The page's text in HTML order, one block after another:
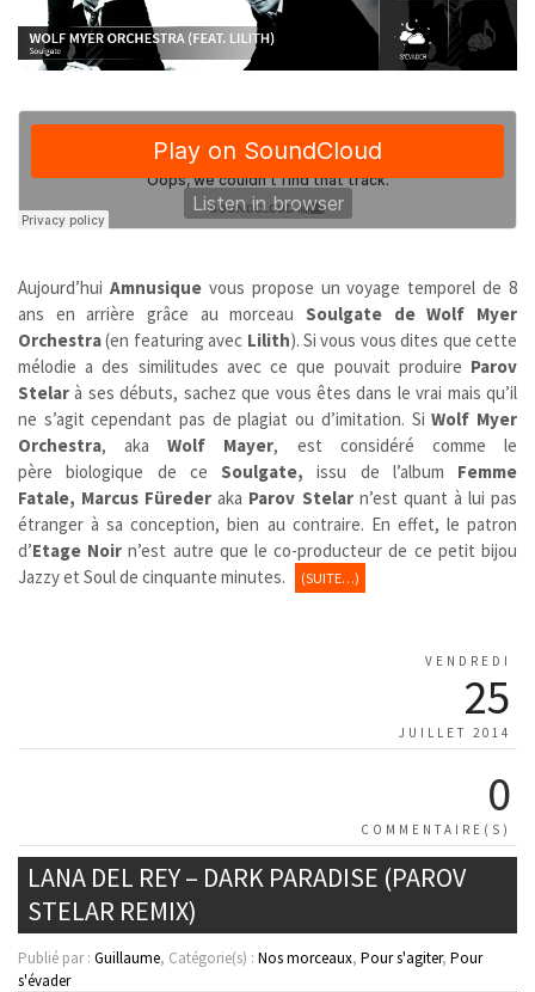
Aujourd’hui Amnusiquevous propose un voyage temporel de 8
ans en arrière grâce au morceau Soulgate de Wolf Myer
Orchestra(en featuring avec Lilith). Si vous vous dites que cette
mélodie a des similitudes avec ce que pouvait produire Parov
Stelar à ses débuts, sachez que vous êtes dans le vrai mais qu’il
ne s’agit cependant pas de plagiat ou d’imitation. SiWolf Myer
Orchestra, akaWolf Mayer, est considéré comme le
père biologique de ce Soulgate,issu de l’album Femme
Fatale, Marcus Füreder aka Parov Stelarn’est quant à lui pas
étranger à sa conception, bien au contraire. En effet, le patron
d’Etage Noir n’est autre que le co-producteur de ce petit bijou
Jazzy et Soul de cinquante minutes.
(SUITE…)
VENDREDI
25
JUILLET 2014
0
COMMENTAIRE(S)
LANA DEL REY – DARK PARADISE (PAROV
STELAR REMIX)
Publié par : Guillaume, Catégorie(s) : Nos morceaux, Pour s'agiter, Pour
s'évader